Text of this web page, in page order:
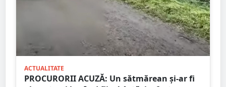
ACTUALITATE
PROCURORII ACUZĂ: Un sătmărean și-ar fi